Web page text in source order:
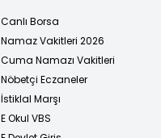
Canlı Borsa
Namaz Vakitleri 2026
Cuma Namazı Vakitleri
Nöbetçi Eczaneler
İstiklal Marşı
E Okul VBS